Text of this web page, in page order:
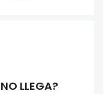
LLEGA?